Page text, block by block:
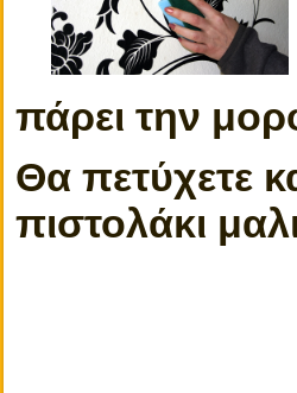
πάρει την
Θα πετύχετε
πιστολάκι